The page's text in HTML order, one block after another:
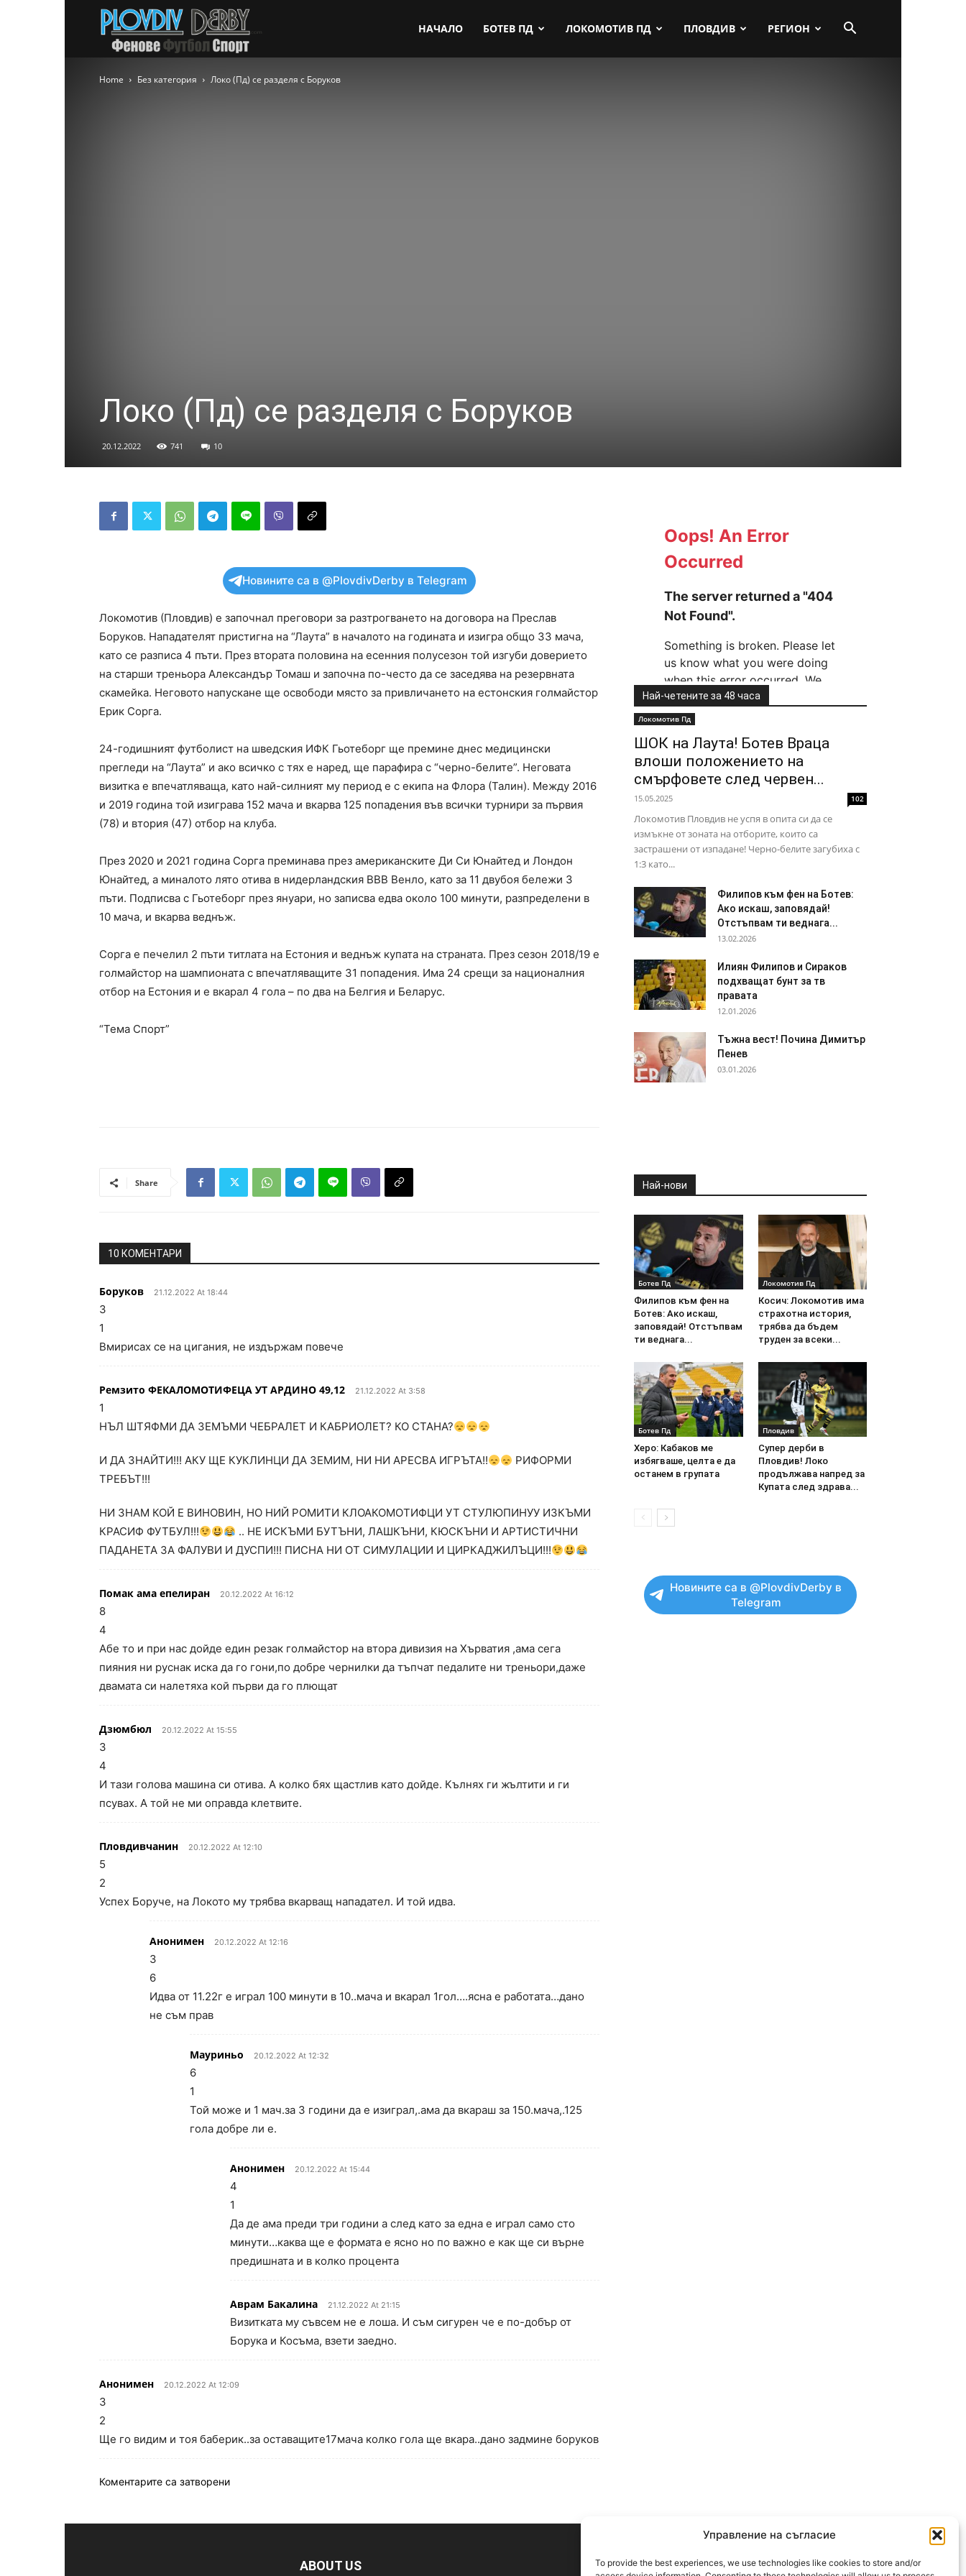
Управление на съгласие
To provide the best experiences, we use technologies like cookies to store and/or
НАЧАЛО БОТЕВ ПД ЛОКОМОТИВ ПД ПЛОВДИВ РЕГИОН
Home Без категория Локо (Пд) се разделя с Боруков
Локо (Пд) се разделя с Боруков
20.12.2022 741 10
Новините са в @PlovdivDerby в Telegram
Локомотив (Пловдив) е започнал преговори за разтрогването на договора на Преслав
Боруков. Нападателят пристигна на “Лаута” в началото на годината и изигра общо 33 мача,
като се разписа 4 пъти. През втората половина на есенния полусезон той изгуби доверието
на старши треньора Александър Томаш и започна по-често да се заседява на резервната
скамейка. Неговото напускане ще освободи място за привличането на естонския голмайстор
Ерик Сорга.
24-годишният футболист на шведския ИФК Гьотеборг ще премине днес медицински
прегледи на “Лаута” и ако всичко с тях е наред, ще парафира с “черно-белите”. Неговата
визитка е впечатляваща, като най-силният му период е с екипа на Флора (Талин). Между 2016
и 2019 година той изиграва 152 мача и вкарва 125 попадения във всички турнири за първия
(78) и втория (47) отбор на клуба.
През 2020 и 2021 година Сорга преминава през американските Ди Си Юнайтед и Лондон
Юнайтед, а миналото лято отива в нидерландския ВВВ Венло, като за 11 двубоя бележи 3
пъти. Подписва с Гьотеборг през януари, но записва едва около 100 минути, разпределени в
10 мача, и вкарва веднъж.
Сорга е печелил 2 пъти титлата на Естония и веднъж купата на страната. През сезон 2018/19 е
голмайстор на шампионата с впечатляващите 31 попадения. Има 24 срещи за националния
отбор на Естония и е вкарал 4 гола – по два на Белгия и Беларус.
“Тема Спорт”
Share
10 КОМЕНТАРИ
Боруков 21.12.2022 At 18:44
3
1
Вмирисах се на цигания, не издържам повече
Ремзито ФЕКАЛОМОТИФЕЦА УТ АРДИНО 49,12 21.12.2022 At 3:58
1
НЪЛ ШТЯФМИ ДА ЗЕМЪМИ ЧЕБРАЛЕТ И КАБРИОЛЕТ? КО СТАНА?
И ДА ЗНАЙТИ!!! АКУ ЩЕ КУКЛИНЦИ ДА ЗЕМИМ, НИ НИ АРЕСВА ИГРЪТА!!
РИФОРМИ
ТРЕБЪТ!!!
НИ ЗНАМ КОЙ Е ВИНОВИН, НО НИЙ РОМИТИ КЛОАКОМОТИФЦИ УТ СТУЛЮПИНУУ ИЗКЪМИ
КРАСИФ ФУТБУЛ!!!
.. НЕ ИСКЪМИ БУТЪНИ, ЛАШКЪНИ, КЮСКЪНИ И АРТИСТИЧНИ
ПАДАНЕТА ЗА ФАЛУВИ И ДУСПИ!!! ПИСНА НИ ОТ СИМУЛАЦИИ И ЦИРКАДЖИЛЪЦИ!!!
Помак ама епелиран 20.12.2022 At 16:12
8
4
Абе то и при нас дойде един резак голмайстор на втора дивизия на Хърватия ,ама сега
пияния ни руснак иска да го гони,по добре чернилки да тъпчат педалите ни треньори,даже
двамата си налетяха кой първи да го плющат
Дзюмбюл 20.12.2022 At 15:55
3
4
И тази голова машина си отива. А колко бях щастлив като дойде. Кълнях ги жълтити и ги
псувах. А той не ми оправда клетвите.
Пловдивчанин 20.12.2022 At 12:10
5
2
Успех Боруче, на Локото му трябва вкарващ нападател. И той идва.
Анонимен 20.12.2022 At 12:16
3
6
Идва от 11.22г е играл 100 минути в 10..мача и вкарал 1гол….ясна е работата…дано
не съм прав
Мауриньо 20.12.2022 At 12:32
6
1
Той може и 1 мач.за 3 години да е изиграл,.ама да вкараш за 150.мача,.125
гола добре ли е.
Анонимен 20.12.2022 At 15:44
4
1
Да де ама преди три години а след като за една е играл само сто
минути…каква ще е формата е ясно но по важно е как ще си върне
предишната и в колко процента
Аврам Бакалина 21.12.2022 At 21:15
Визитката му съвсем не е лоша. И съм сигурен че е по-добър от
Борука и Косъма, взети заедно.
Анонимен 20.12.2022 At 12:09
3
2
Ще го видим и тоя баберик..за оставащите17мача колко гола ще вкара..дано задмине боруков
Коментарите са затворени
Най-четените за 48 часа
Локомотив Пд
ШОК на Лаута! Ботев Враца
влоши положението на
смърфовете след червен...
15.05.2025 102
Локомотив Пловдив не успя в опита си да се
измъкне от зоната на отборите, които са
застрашени от изпадане! Черно-белите загубиха с
1:3 като...
Филипов към фен на Ботев:
Ако искаш, заповядай!
Отстъпвам ти веднага...
13.02.2026
Илиян Филипов и Сираков
подхващат бунт за тв
правата
12.01.2026
Тъжна вест! Почина Димитър
Пенев
03.01.2026
Най-нови
Ботев Пд
Филипов към фен на
Ботев: Ако искаш,
заповядай! Отстъпвам
ти веднага...
Локомотив Пд
Косич: Локомотив има
страхотна история,
трябва да бъдем
труден за всеки...
Ботев Пд
Херо: Кабаков ме
избягваше, целта е да
останем в групата
Пловдив
Супер дерби в
Пловдив! Локо
продължава напред за
Купата след здрава...
Новините са в @PlovdivDerby в
Telegram
ABOUT US FOLLOW US